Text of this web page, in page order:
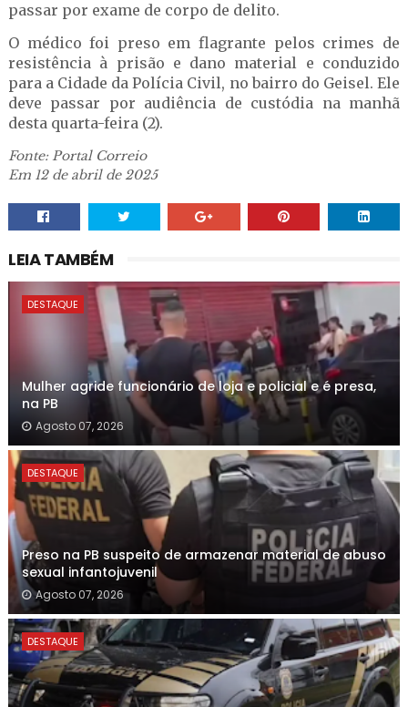
passar por exame de corpo de delito.
O médico foi preso em flagrante pelos crimes de
resistência à prisão e dano material e conduzido
para a Cidade da Polícia Civil, no bairro do Geisel. Ele
deve passar por audiência de custódia na manhã
desta quarta-feira (2).
Fonte: Portal Correio
Em 12 de abril de 2025
LEIA TAMBÉM
DESTAQUE
Mulher agride funcionário de loja e policial e é presa,
na PB
Agosto 07, 2026
DESTAQUE
Preso na PB suspeito de armazenar material de abuso
sexual infantojuvenil
Agosto 07, 2026
DESTAQUE